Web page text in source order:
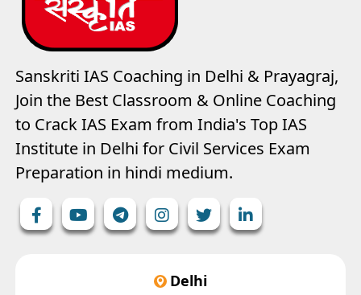
Sanskriti IAS Coaching in Delhi & Prayagraj,
Join the Best Classroom & Online Coaching
to Crack IAS Exam from India's Top IAS
Institute in Delhi for Civil Services Exam
Preparation in hindi medium.
Delhi